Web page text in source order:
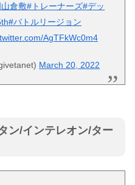
倉敷#トレーナーズ#デッ
#バトルリージョン
AgTFkWc0m4
March 20, 2022
ン/インテレオン/ター